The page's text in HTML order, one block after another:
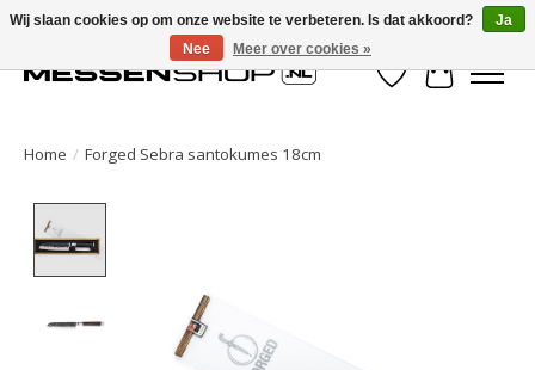
Verlanglijst
Home / Forged Sebra santokumes 18cm
Wij slaan cookies op om onze website te verbeteren. Is dat akkoord?
Ja
Nee
Meer over cookies »